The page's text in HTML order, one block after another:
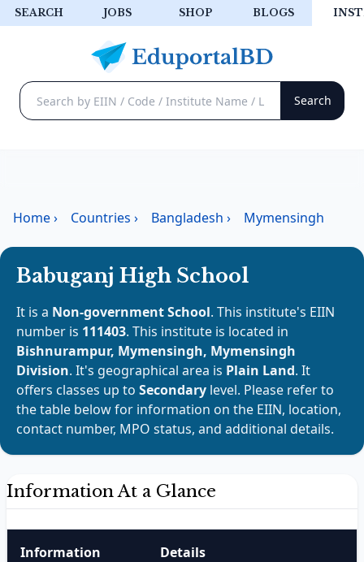
SEARCH JOBS SHOP BLOGS
Home› Countries › Bangladesh › Mymensingh
Babuganj High School
It is a Non-government School. This institute's EIIN
number is 111403. This institute is located in
Bishnurampur, Mymensingh, Mymensingh
Division. It's geographical area is Plain Land. It
offers classes up to Secondary level. Please refer to
the table below for information on the EIIN, location,
contact number, MPO status, and additional details.
Information At a Glance
Information Details